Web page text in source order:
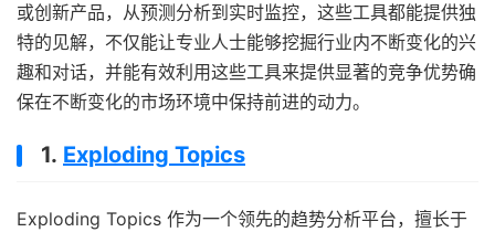
或创新产品，从预测分析到实时监控，这些工具都能提供独
特的见解，不仅能让专业人士能够挖掘行业内不断变化的兴
趣和对话，并能有效利用这些工具来提供显著的竞争优势确
保在不断变化的市场环境中保持前进的动力。
1. Exploding Topics
Exploding Topics 作为一个领先的趋势分析平台，擅长于